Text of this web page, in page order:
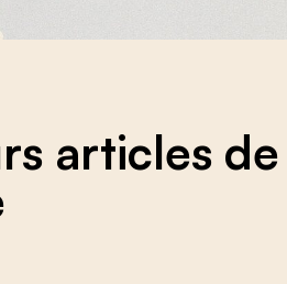
articles